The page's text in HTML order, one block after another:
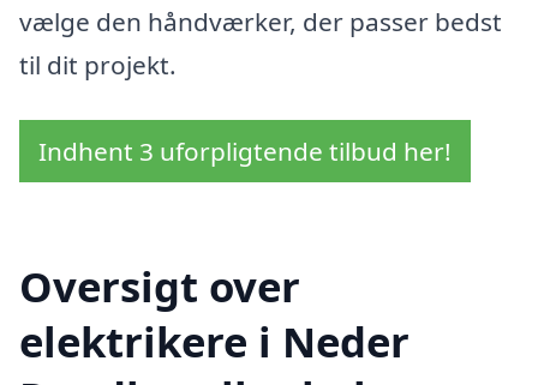
vælge den håndværker, der passer bedst
til dit projekt.
Indhent 3 uforpligtende tilbud her!
Oversigt over
elektrikere i Neder